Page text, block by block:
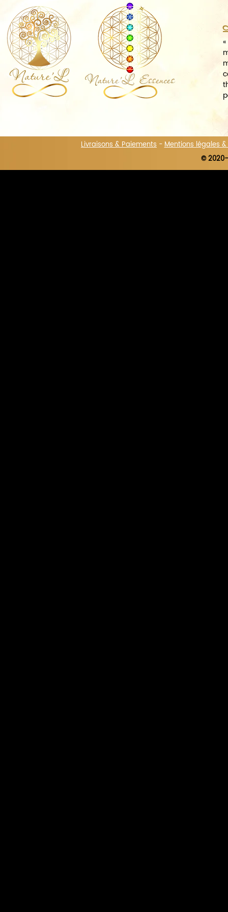
Livraisons & Paiements -Mentions légales &
© 2020-